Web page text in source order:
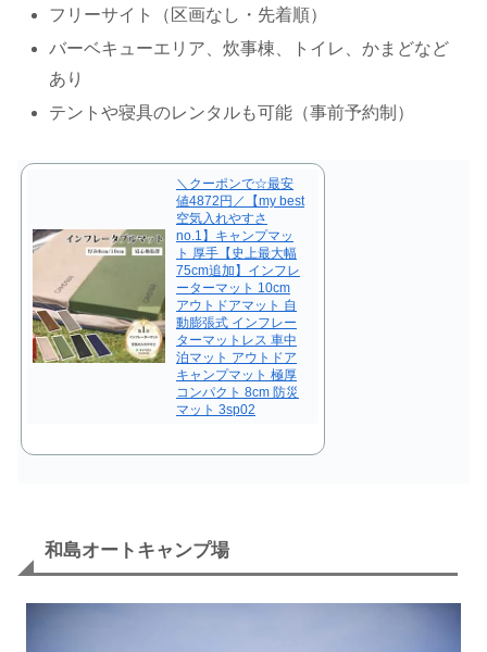
フリーサイト（区画なし・先着順）
バーベキューエリア、炊事棟、トイレ、かまどなど
あり
テントや寝具のレンタルも可能（事前予約制）
＼クーポンで☆最安
値4872円／【my best
空気入れやすさ
no.1】キャンプマッ
ト 厚手【史上最大幅
75cm追加】インフレ
ーターマット 10cm
アウトドアマット 自
動膨張式 インフレー
ターマットレス 車中
泊マット アウトドア
キャンプマット 極厚
コンパクト 8cm 防災
マット 3sp02
和島オートキャンプ場